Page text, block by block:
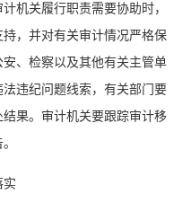
机关履行职责需要协助时，
，并对有关审计情况严格保
、检察以及其他有关主管单
违纪问题线索，有关部门要
果。审计机关要跟踪审计移
实